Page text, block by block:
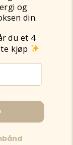
og
din.
du et 4
kjøp